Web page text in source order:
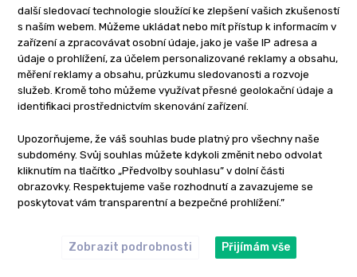
O nás
Kontakt
Reklama
Zásady soukromí
Cookies
Etický kodex
Redakce
další sledovací technologie sloužící ke zlepšení vašich zkušeností
s naším webem. Můžeme ukládat nebo mít přístup k informacím v
zařízení a zpracovávat osobní údaje, jako je vaše IP adresa a
údaje o prohlížení, za účelem personalizované reklamy a obsahu,
měření reklamy a obsahu, průzkumu sledovanosti a rozvoje
služeb. Kromě toho můžeme využívat přesné geolokační údaje a
identifikaci prostřednictvím skenování zařízení.
Upozorňujeme, že váš souhlas bude platný pro všechny naše
subdomény. Svůj souhlas můžete kdykoli změnit nebo odvolat
kliknutím na tlačítko „Předvolby souhlasu” v dolní části
obrazovky. Respektujeme vaše rozhodnutí a zavazujeme se
poskytovat vám transparentní a bezpečné prohlížení.”
Zobrazit podrobnosti Přijímám vše